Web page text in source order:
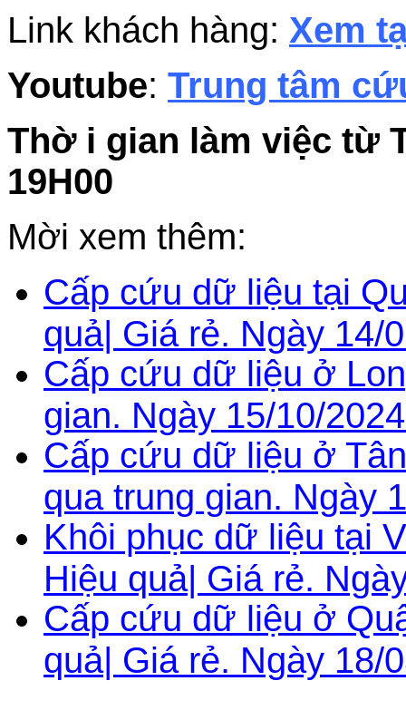
Link khách hàng: Xem
Youtube: Trung tâm
Thờ i gian làm việc từ
19H00
Mời xem thêm:
Cấp cứu dữ liệu tại
quả| Giá rẻ. Ngày 14/
Cấp cứu dữ liệu ở
gian. Ngày 15/10/
Cấp cứu dữ liệu ở
qua trung gian. Ngày
Khôi phục dữ liệu tại
Hiệu quả| Giá rẻ.
Cấp cứu dữ liệu ở
quả| Giá rẻ. Ngày 18/